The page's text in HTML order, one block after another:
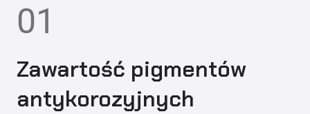
01
Zawartość pigmentów
antykorozyjnych